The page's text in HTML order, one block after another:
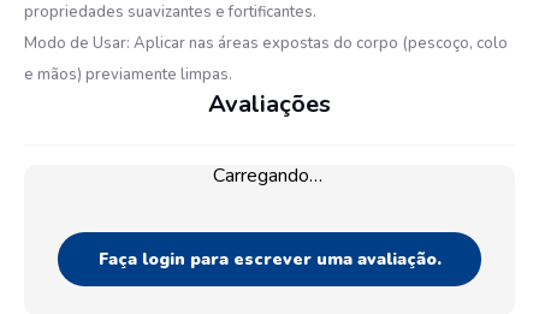
propriedades suavizantes e fortificantes.
Modo de Usar: Aplicar nas áreas expostas do corpo (pescoço, colo
e mãos) previamente limpas.
Avaliações
Carregando…
Faça login para escrever uma avaliação.